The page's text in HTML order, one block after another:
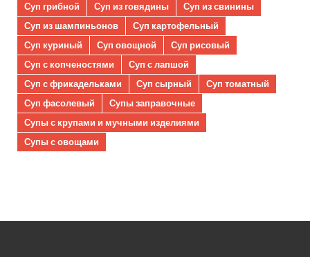
Суп грибной
Суп из говядины
Суп из свинины
Суп из шампиньонов
Суп картофельный
Суп куриный
Суп овощной
Суп рисовый
Суп с копченостями
Суп с лапшой
Суп с фрикадельками
Суп сырный
Суп томатный
Суп фасолевый
Супы заправочные
Супы с крупами и мучными изделиями
Супы с овощами